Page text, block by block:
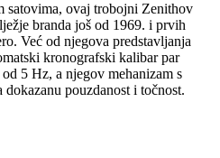
satovima, ovaj trobojni Zenithov
branda još od 1969. i prvih
Već od njegova predstavljanja
kronografski kalibar par
5 Hz, a njegov mehanizam s
pouzdanost i točnost.